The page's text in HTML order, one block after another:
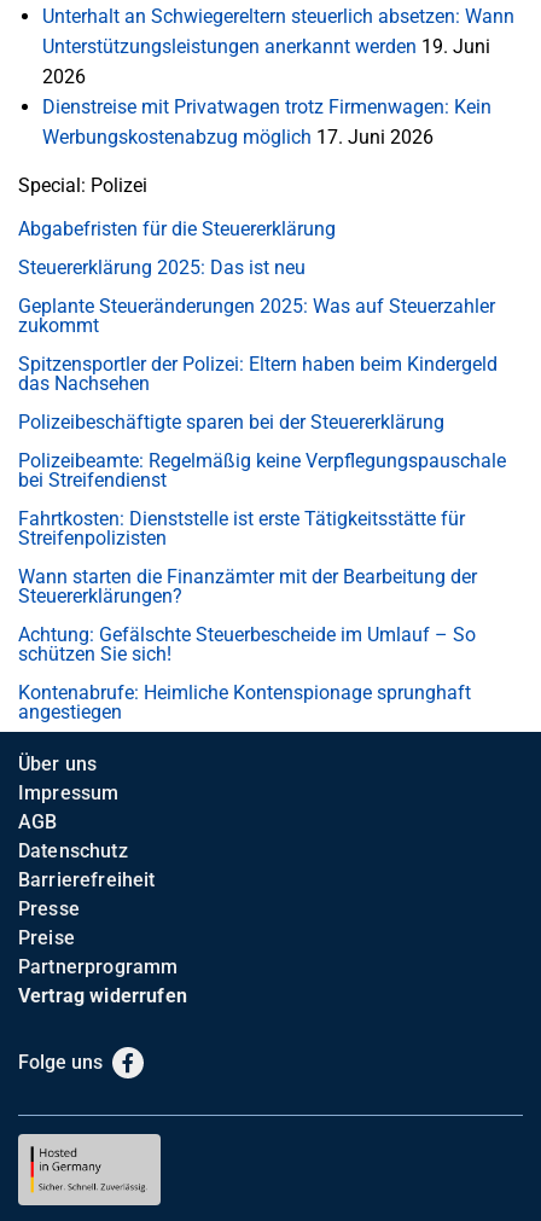
Unterhalt an Schwiegereltern steuerlich absetzen: Wann
Unterstützungsleistungen anerkannt werden 19. Juni
2026
Dienstreise mit Privatwagen trotz Firmenwagen: Kein
Werbungskostenabzug möglich 17. Juni 2026
Special: Polizei
Abgabefristen für die Steuererklärung
Steuererklärung 2025: Das ist neu
Geplante Steueränderungen 2025: Was auf Steuerzahler
zukommt
Spitzensportler der Polizei: Eltern haben beim Kindergeld
das Nachsehen
Polizeibeschäftigte sparen bei der Steuererklärung
Polizeibeamte: Regelmäßig keine Verpflegungspauschale
bei Streifendienst
Fahrtkosten: Dienststelle ist erste Tätigkeitsstätte für
Streifenpolizisten
Wann starten die Finanzämter mit der Bearbeitung der
Steuererklärungen?
Achtung: Gefälschte Steuerbescheide im Umlauf – So
schützen Sie sich!
Kontenabrufe: Heimliche Kontenspionage sprunghaft
angestiegen
Über uns
Impressum
AGB
Datenschutz
Barrierefreiheit
Presse
Preise
Partnerprogramm
Vertrag widerrufen
Folge uns Facebook